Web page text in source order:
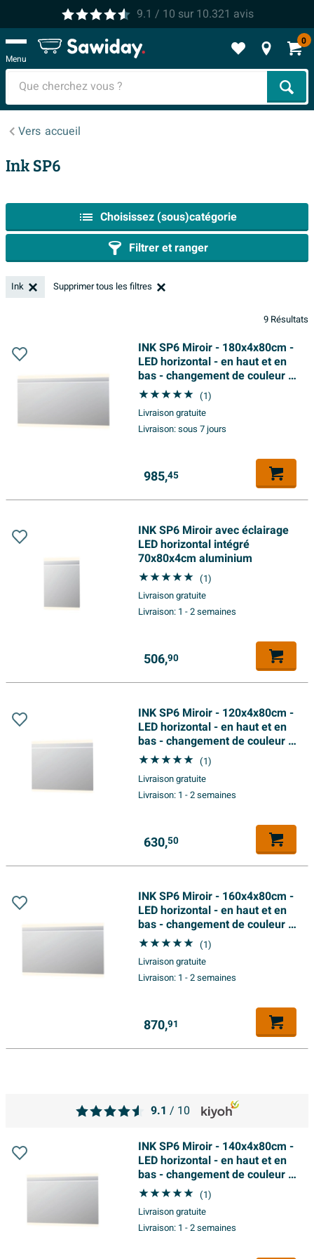
9.1 / 10 sur 10.321 avis
Menu
0
Vers accueil
Ink SP6
Choisissez (sous)catégorie
Filtrer et ranger
Ink Supprimer tous les filtres
9 Résultats
INK SP6 Miroir - 180x4x80cm -
LED horizontal - en haut et en
bas - changement de couleur -
à intensité variable -
aluminium Argent
(1)
Livraison gratuite
Livraison:sous 7 jours
985,45
INK SP6 Miroir avec éclairage
LED horizontal intégré
70x80x4cm aluminium
(1)
Livraison gratuite
Livraison: 1 - 2 semaines
506,90
INK SP6 Miroir - 120x4x80cm -
LED horizontal - en haut et en
bas - changement de couleur -
à intensité variable -
aluminium Argent
(1)
Livraison gratuite
Livraison: 1 - 2 semaines
630,50
INK SP6 Miroir - 160x4x80cm -
LED horizontal - en haut et en
bas - changement de couleur -
à intensité variable -
aluminium Argent
(1)
Livraison gratuite
Livraison: 1 - 2 semaines
870,91
INK SP6 Miroir - 140x4x80cm -
LED horizontal - en haut et en
bas - changement de couleur -
à intensité variable -
aluminium Argent
(1)
Livraison gratuite
Livraison: 1 - 2 semaines
9.1 / 10